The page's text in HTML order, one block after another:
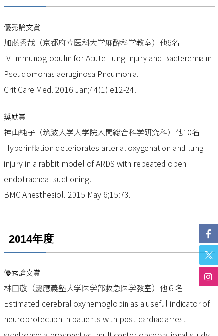
優秀論文賞
加藤秀哉（京都府立医科大学麻酔科学教室）他6名
IV Immunoglobulin for Acute Lung Injury and Bacteremia in
Pseudomonas aeruginosa Pneumonia.
Crit Care Med. 2016 Jan;44(1):e12-24.
奨励賞
神山純子（筑波大学大学院人間総合科学研究科）他10名
Hyperinflation deteriorates arterial oxygenation and lung
injury in a rabbit model of ARDS with repeated open
endotracheal suctioning.
BMC Anesthesiol. 2015 May 6;15:73.
2014年度
優秀論文賞
林田敬（慶應義塾大学医学部救急医学教室）他６名
Estimated cerebral oxyhemoglobin as a useful indicator of
neuroprotection in patients with post-cardiac arrest